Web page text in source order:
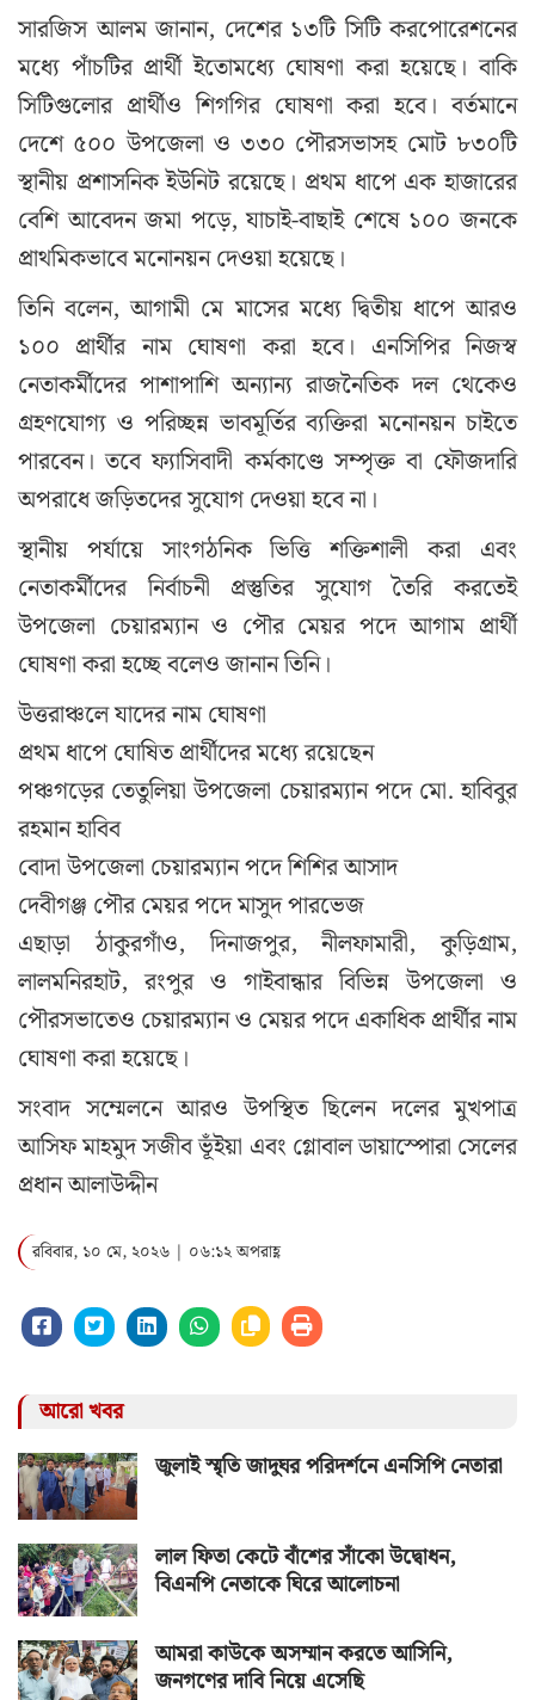
সারজিস আলম জানান, দেশের ১৩টি সিটি করপোরেশনের
মধ্যে পাঁচটির প্রার্থী ইতোমধ্যে ঘোষণা করা হয়েছে। বাকি
সিটিগুলোর প্রার্থীও শিগগির ঘোষণা করা হবে। বর্তমানে
দেশে ৫০০ উপজেলা ও ৩৩০ পৌরসভাসহ মোট ৮৩০টি
স্থানীয় প্রশাসনিক ইউনিট রয়েছে। প্রথম ধাপে এক হাজারের
বেশি আবেদন জমা পড়ে, যাচাই-বাছাই শেষে ১০০ জনকে
প্রাথমিকভাবে মনোনয়ন দেওয়া হয়েছে।
তিনি বলেন, আগামী মে মাসের মধ্যে দ্বিতীয় ধাপে আরও
১০০ প্রার্থীর নাম ঘোষণা করা হবে। এনসিপির নিজস্ব
নেতাকর্মীদের পাশাপাশি অন্যান্য রাজনৈতিক দল থেকেও
গ্রহণযোগ্য ও পরিচ্ছন্ন ভাবমূর্তির ব্যক্তিরা মনোনয়ন চাইতে
পারবেন। তবে ফ্যাসিবাদী কর্মকাণ্ডে সম্পৃক্ত বা ফৌজদারি
অপরাধে জড়িতদের সুযোগ দেওয়া হবে না।
স্থানীয় পর্যায়ে সাংগঠনিক ভিত্তি শক্তিশালী করা এবং
নেতাকর্মীদের নির্বাচনী প্রস্তুতির সুযোগ তৈরি করতেই
উপজেলা চেয়ারম্যান ও পৌর মেয়র পদে আগাম প্রার্থী
ঘোষণা করা হচ্ছে বলেও জানান তিনি।
উত্তরাঞ্চলে যাদের নাম ঘোষণা
প্রথম ধাপে ঘোষিত প্রার্থীদের মধ্যে রয়েছেন
পঞ্চগড়ের তেতুলিয়া উপজেলা চেয়ারম্যান পদে মো. হাবিবুর
রহমান হাবিব
বোদা উপজেলা চেয়ারম্যান পদে শিশির আসাদ
দেবীগঞ্জ পৌর মেয়র পদে মাসুদ পারভেজ
এছাড়া ঠাকুরগাঁও, দিনাজপুর, নীলফামারী, কুড়িগ্রাম,
লালমনিরহাট, রংপুর ও গাইবান্ধার বিভিন্ন উপজেলা ও
পৌরসভাতেও চেয়ারম্যান ও মেয়র পদে একাধিক প্রার্থীর নাম
ঘোষণা করা হয়েছে।
সংবাদ সম্মেলনে আরও উপস্থিত ছিলেন দলের মুখপাত্র
আসিফ মাহমুদ সজীব ভূঁইয়া এবং গ্লোবাল ডায়াস্পোরা সেলের
প্রধান আলাউদ্দীন
রবিবার, ১০ মে, ২০২৬ | ০৬:১২ অপরাহ্ণ
আরো খবর
জুলাই স্মৃতি জাদুঘর পরিদর্শনে এনসিপি নেতারা
লাল ফিতা কেটে বাঁশের সাঁকো উদ্বোধন,
বিএনপি নেতাকে ঘিরে আলোচনা
আমরা কাউকে অসম্মান করতে আসিনি,
জনগণের দাবি নিয়ে এসেছি